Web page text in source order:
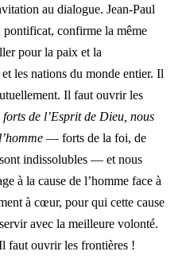
au dialogue. Jean-Paul
confirme la même
pour la paix et la
les nations du monde entier. Il
Il faut ouvrir les
forts de l’Esprit de Dieu, nous
— forts de la foi, de
indissolubles — et nous
à la cause de l’homme face à
à cœur, pour qui cette cause
avec la meilleure volonté.
faut ouvrir les frontières !